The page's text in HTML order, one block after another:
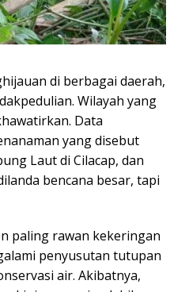
di berbagai daerah,
Wilayah yang
Data
yang disebut
Laut di Cilacap, dan
bencana besar, tapi
paling rawan kekeringan
penyusutan tutupan
air. Akibatnya,